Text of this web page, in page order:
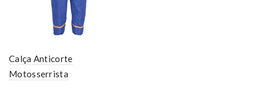
Calça Anticorte
Motosserrista